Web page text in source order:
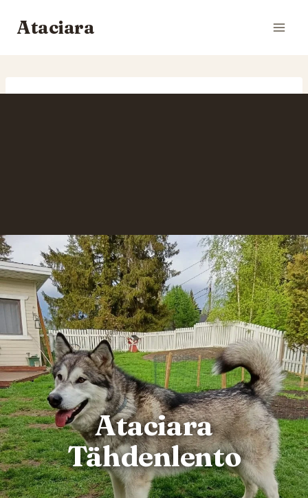
sisältöön
Ataciara
Ataciara
Tähdenlento